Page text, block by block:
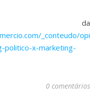
da
_conteudo/opi
politico-x-marketing-
0 comentários